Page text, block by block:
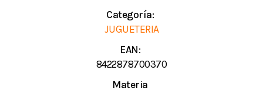
Categoría:
JUGUETERIA
EAN:
8422878700370
Materia